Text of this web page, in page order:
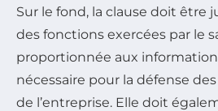
Sur le fond, la clause doit être
des fonctions exercées par le
proportionnée aux
nécessaire pour la défense
de l’entreprise. Elle doit